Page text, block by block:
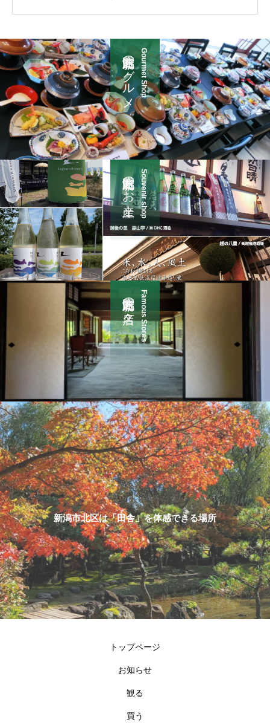
Gourmet Shop
新潟市北区のグルメ
Souvenir shop
新潟市北区のお土産
Famous Stores
新潟市北区の名店
新潟市北区は「田舎」を体感できる場所
トップページ
お知らせ
観る
買う